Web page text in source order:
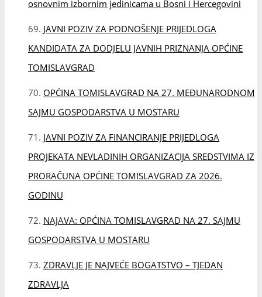
PROJEKATA NEVLADINIH ORGANIZACIJA SREDSTVIMA IZ
PRORAČUNA OPĆINE TOMISLAVGRAD ZA 2026.
GODINU
NAJAVA: OPĆINA TOMISLAVGRAD NA 27. SAJMU
GOSPODARSTVA U MOSTARU
ZDRAVLJE JE NAJVEĆE BOGATSTVO – TJEDAN
ZDRAVLJA
OBILJEŽENA 34. OBLJETNICA HVO-A
OPĆINA TOMISLAVGRAD BILA DOMAĆIN OBUKE I